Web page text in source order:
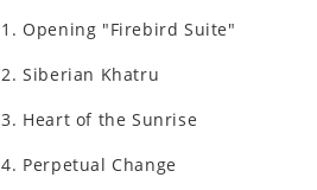
1. Opening "Firebird Suite"
2. Siberian Khatru
3. Heart of the Sunrise
4. Perpetual Change